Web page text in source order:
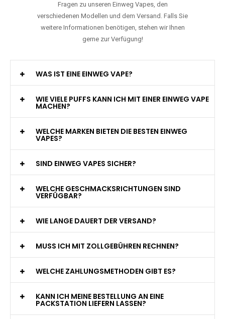
Fragen zu unseren Einweg Vapes, den
verschiedenen Modellen und dem Versand. Falls Sie
weitere Informationen benötigen, stehen wir Ihnen
gerne zur Verfügung!
WAS IST EINE EINWEG VAPE?
WIE VIELE PUFFS KANN ICH MIT EINER EINWEG VAPE
MACHEN?
WELCHE MARKEN BIETEN DIE BESTEN EINWEG
VAPES?
SIND EINWEG VAPES SICHER?
WELCHE GESCHMACKSRICHTUNGEN SIND
VERFÜGBAR?
WIE LANGE DAUERT DER VERSAND?
MUSS ICH MIT ZOLLGEBÜHREN RECHNEN?
WELCHE ZAHLUNGSMETHODEN GIBT ES?
KANN ICH MEINE BESTELLUNG AN EINE
PACKSTATION LIEFERN LASSEN?